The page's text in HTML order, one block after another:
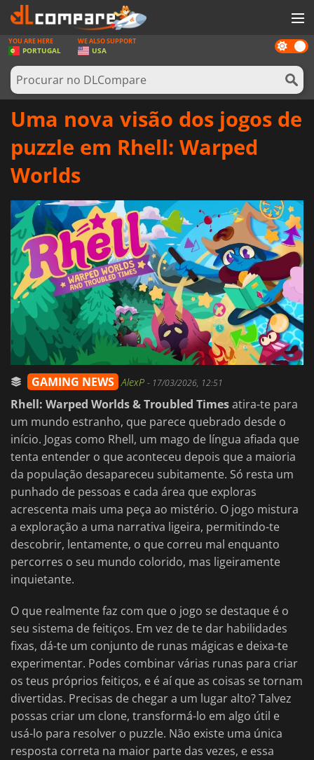
JOGOS
GAME CARDS
SOFTWARE
HARDWARE
ENTRAR OU REGISTAR
Dark
mode
YOU ARE HERE
PORTUGAL
WE ALSO SUPPORT
USA
Uma nova visão dos jogos de
puzzle em Rhell: Warped
Worlds
GAMING NEWS AlexP - 17/03/2026, 12:51
Rhell: Warped Worlds & Troubled Timesatira-te para
um mundo estranho, que parece quebrado desde o
início. Jogas como Rhell, um mago de língua afiada que
tenta entender o que aconteceu depois que a maioria
da população desapareceu subitamente. Só resta um
punhado de pessoas e cada área que exploras
acrescenta mais uma peça ao mistério. O jogo mistura
a exploração a uma narrativa ligeira, permitindo-te
descobrir, lentamente, o que correu mal enquanto
percorres o seu mundo colorido, mas ligeiramente
inquietante.
O que realmente faz com que o jogo se destaque é o
seu sistema de feitiços. Em vez de te dar habilidades
fixas, dá-te um conjunto de runas mágicas e deixa-te
experimentar. Podes combinar várias runas para criar
os teus próprios feitiços, e é aí que as coisas se tornam
divertidas. Precisas de chegar a um lugar alto? Talvez
possas criar um clone, transformá-lo em algo útil e
usá-lo para resolver o puzzle. Não existe uma única
resposta correta na maior parte das vezes, e essa